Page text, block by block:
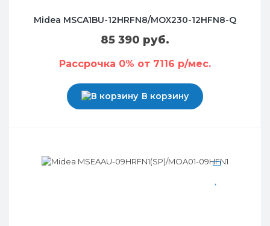
Midea MSCA1BU-12HRFN8/MOX230-12HFN8-Q
85 390 руб.
Рассрочка 0% от 7116 р/мес.
В корзину